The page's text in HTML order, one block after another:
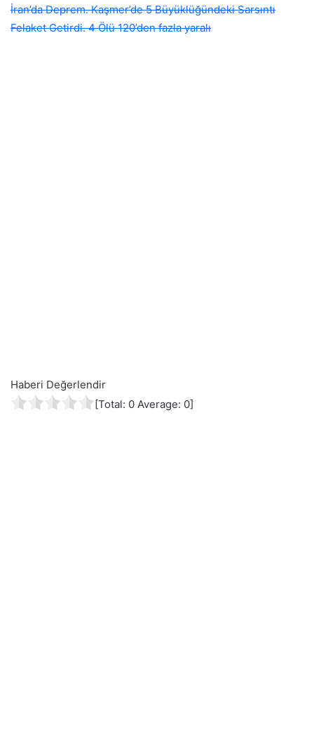
İran’da Deprem. Kaşmer’de 5 Büyüklüğündeki Sarsıntı
Felaket Getirdi. 4 Ölü 120’den fazla yaralı
Haberi Değerlendir
[Total: 0 Average: 0]